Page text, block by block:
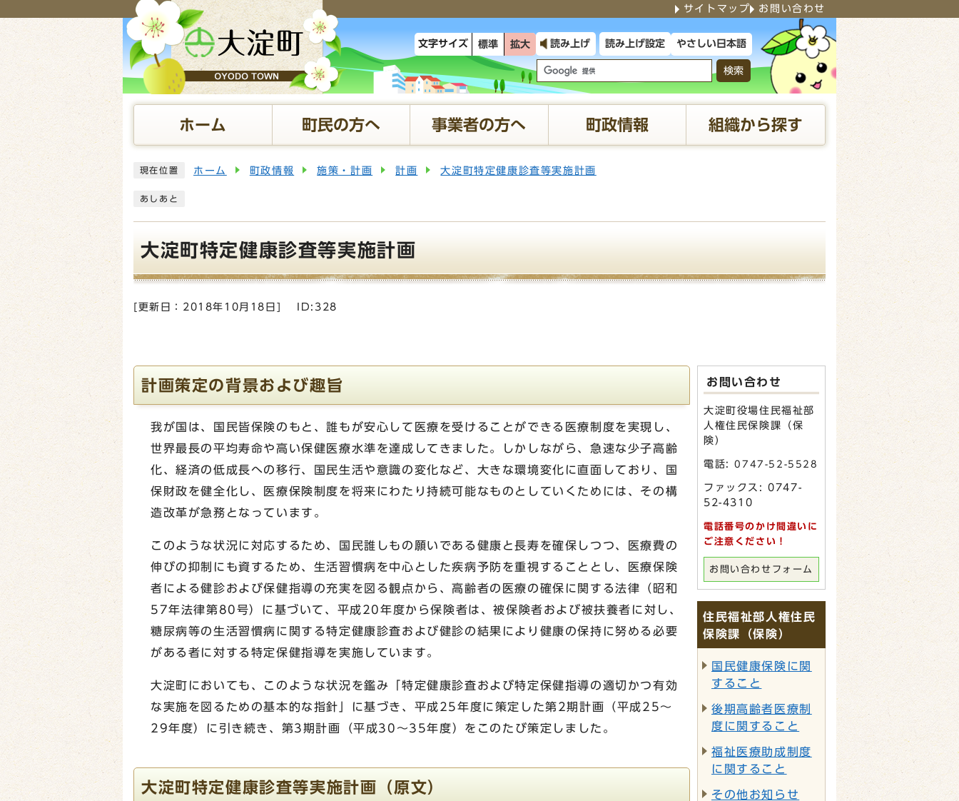
サイトマップ お問い合わせ
文字サイズ 標準 拡大 読み上げ 読み上げ設定 やさしい日本語
検索
ホーム 町民の方へ 事業者の方へ 町政情報 組織から探す
ここから本文です 現在位置 ホーム 町政情報 施策・計画 計画 大淀町特定健康診査等実施計画
あしあと
大淀町特定健康診査等実施計画
[更新日： 2018年10月18日 ID:328
計画策定の背景および趣旨
我が国は、国民皆保険のもと、誰もが安心して医療を受けることができる医療制度を実現し、
世界最長の平均寿命や高い保健医療水準を達成してきました。しかしながら、急速な少子高齢
化、経済の低成長への移行、国民生活や意識の変化など、大きな環境変化に直面しており、国
保財政を健全化し、医療保険制度を将来にわたり持続可能なものとしていくためには、その構
造改革が急務となっています。
このような状況に対応するため、国民誰しもの願いである健康と長寿を確保しつつ、医療費の
伸びの抑制にも資するため、生活習慣病を中心とした疾病予防を重視することとし、医療保険
者による健診および保健指導の充実を図る観点から、高齢者の医療の確保に関する法律（昭和
57年法律第80号）に基づいて、平成20年度から保険者は、被保険者および被扶養者に対し、
糖尿病等の生活習慣病に関する特定健康診査および健診の結果により健康の保持に努める必要
がある者に対する特定保健指導を実施しています。
大淀町においても、このような状況を鑑み「特定健康診査および特定保健指導の適切かつ有効
な実施を図るための基本的な指針」に基づき、平成25年度に策定した第2期計画（平成25～
29年度）に引き続き、第3期計画（平成30～35年度）をこのたび策定しました。
大淀町特定健康診査等実施計画（原文）
お問い合わせ
大淀町役場住民福祉部
人権住民保険課（保
険）
電話:0747-52-5528
ファックス: 0747-
52-4310
電話番号のかけ間違いに
ご注意ください！
お問い合わせフォーム
住民福祉部人権住民
保険課（保険）
国民健康保険に関
すること
後期高齢者医療制
度に関すること
福祉医療助成制度
に関すること
その他お知らせ